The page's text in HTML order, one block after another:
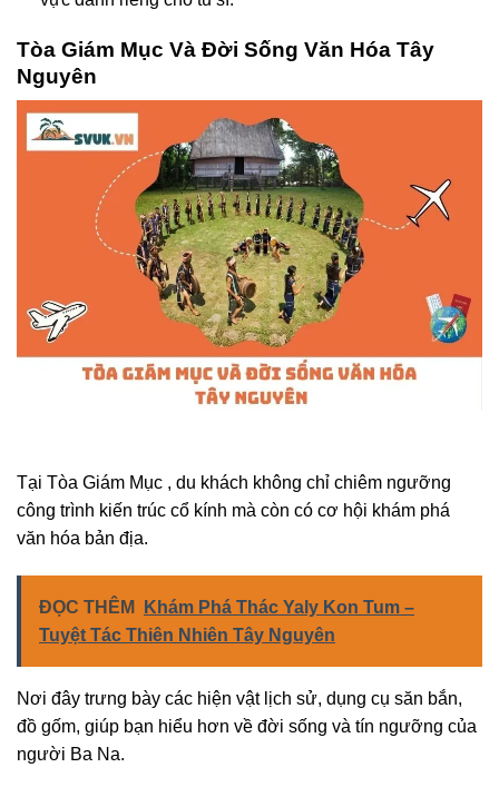
Tòa Giám Mục Và Đời Sống Văn Hóa Tây
Nguyên
Tại Tòa Giám Mục , du khách không chỉ chiêm ngưỡng
công trình kiến trúc cổ kính mà còn có cơ hội khám phá
văn hóa bản địa.
ĐỌC THÊM
Khám Phá Thác Yaly Kon Tum –
Tuyệt Tác Thiên Nhiên Tây Nguyên
Nơi đây trưng bày các hiện vật lịch sử, dụng cụ săn bắn,
đồ gốm, giúp bạn hiểu hơn về đời sống và tín ngưỡng của
người Ba Na.